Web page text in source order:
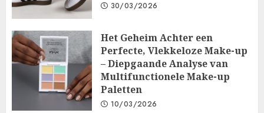
30/03/2026
Het Geheim Achter een
Perfecte, Vlekkeloze Make-up
– Diepgaande Analyse van
Multifunctionele Make-up
Paletten
10/03/2026